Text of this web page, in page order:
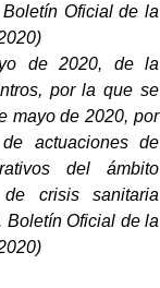
Boletín Oficial de la
de 2020, de la
por la que se
mayo de 2020, por
actuaciones de
del ámbito
crisis sanitaria
Boletín Oficial de la